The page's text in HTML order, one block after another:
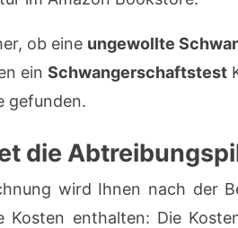
ob eine ungewollte
ein Schwangerschaftstest
gefunden.
die
wird Ihnen nach der
Kosten enthalten: Die